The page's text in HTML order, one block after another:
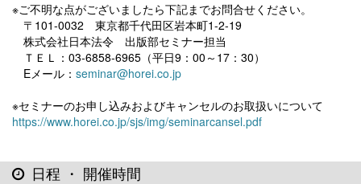
※ご不明な点がございましたら下記までお問合せください。
〒101-0032 東京都千代田区岩本町1-2-19
株式会社日本法令 出版部セミナー担当
ＴＥＬ：03-6858-6965（平日9：00～17：30）
Eメール： seminar@horei.co.jp
※セミナーのお申し込みおよびキャンセルのお取扱いについて
https://www.horei.co.jp/sjs/img/seminarcansel.pdf
日程 ・ 開催時間